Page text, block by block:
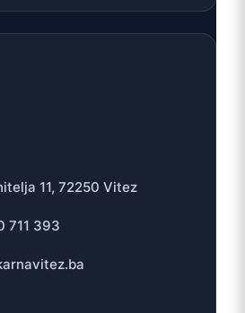
11, 72250 Vitez
711 393